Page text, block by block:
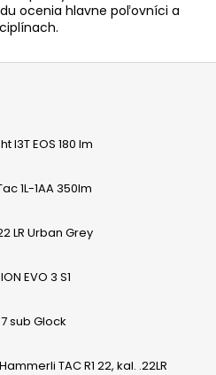
ocenia hlavne poľovníci a
I3T EOS 180 lm
1L-1AA 350lm
LR Urban Grey
EVO 3 S1
sub Glock
TAC R1 22, kal. .22LR